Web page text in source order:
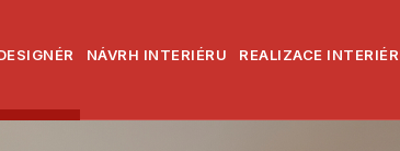
NÁVRH INTERIÉRU REALIZACE